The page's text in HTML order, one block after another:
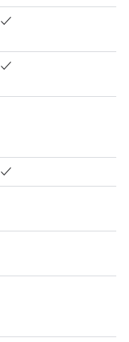
✓
✓
✓